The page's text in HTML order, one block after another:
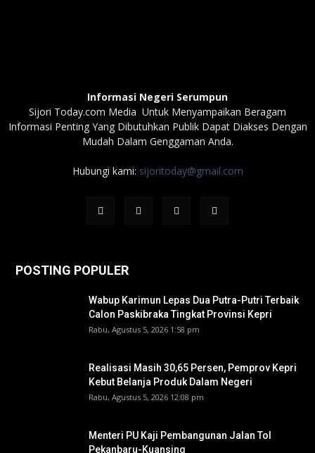
Informasi Negeri Serumpun
Sijori Today.com Media Untuk Menyampaikan Beragam
Informasi Penting Yang Dibutuhkan Publik Dapat Diakses Dengan
Mudah Dalam Genggaman Anda.
Hubungi kami: sijoritoday@gmail.com
POSTING POPULER
Wabup Karimun Lepas Dua Putra-Putri Terbaik
Calon Paskibraka Tingkat Provinsi Kepri
Rabu, Agustus 5, 2026 1:58 pm
Realisasi Masih 30,65 Persen, Pemprov Kepri
Kebut Belanja Produk Dalam Negeri
Rabu, Agustus 5, 2026 12:08 pm
Menteri PU Kaji Pembangunan Jalan Tol
Pekanbaru-Kuansing